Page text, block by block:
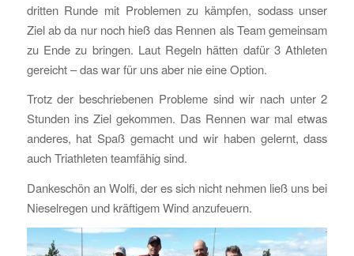
dritten Runde mit Problemen zu kämpfen, sodass unser
Ziel ab da nur noch hieß das Rennen als Team gemeinsam
zu Ende zu bringen. Laut Regeln hätten dafür 3 Athleten
gereicht – das war für uns aber nie eine Option.
Trotz der beschriebenen Probleme sind wir nach unter 2
Stunden ins Ziel gekommen. Das Rennen war mal etwas
anderes, hat Spaß gemacht und wir haben gelernt, dass
auch Triathleten teamfähig sind.
Dankeschön an Wolfi, der es sich nicht nehmen ließ uns bei
Nieselregen und kräftigem Wind anzufeuern.